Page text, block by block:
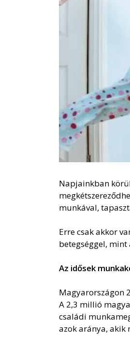
Napjainkban
munkával,
Erre csak akkor
betegséggel,
Az idősek
Magyarországon
A 2,3 millió
családi
azok aránya, akik